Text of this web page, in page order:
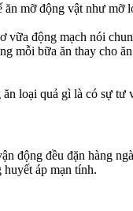
mỡ động vật như
vữa động mạch nói
bữa ăn thay cho
loại quả gì là có sự tư
động đều đặn hàng
áp mạn tính.